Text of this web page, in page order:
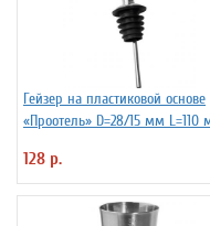
Гейзер на пластиковой основе
«Проотель» D=28/15 мм L=110
128 р.